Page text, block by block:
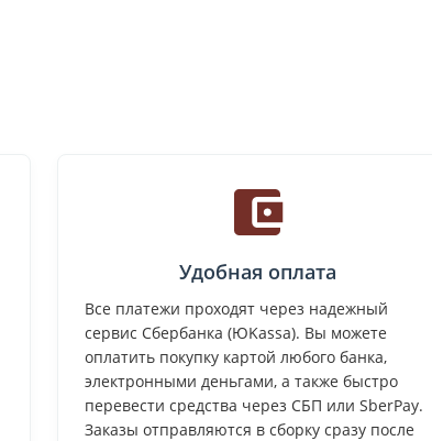
Удобная оплата
Все платежи проходят через надежный
сервис Сбербанка (ЮKassa). Вы можете
оплатить покупку картой любого банка,
электронными деньгами, а также быстро
перевести средства через СБП или SberPay.
Заказы отправляются в сборку сразу после